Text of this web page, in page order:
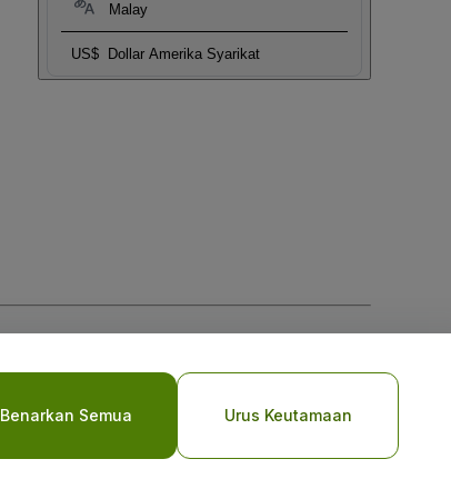
Malay
US$ Dollar Amerika Syarikat
Benarkan Semua Urus Keutamaan